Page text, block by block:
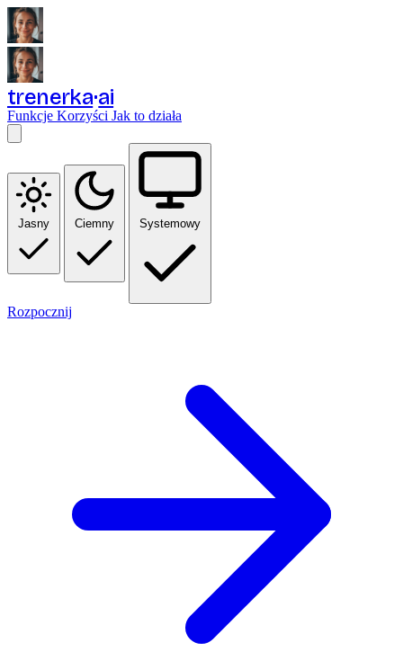
trenerka ai
Funkcje Korzyści Jak to działa
Jasny Ciemny Systemowy
Rozpocznij